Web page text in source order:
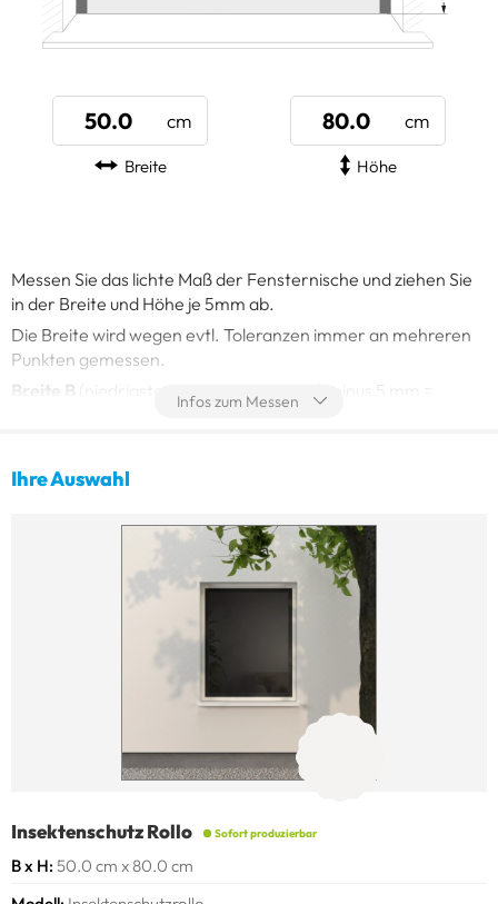
Breite Höhe
Messen Sie das lichte Maß der Fensternische und ziehen Sie
in der Breite und Höhe je 5mm ab.
Die Breite wird wegen evtl. Toleranzen immer an mehreren
Punkten gemessen.
Breite B (niedrigster gemessener Wert) minus 5 mm =
Infos zum Messen
Ihre Auswahl
Insektenschutz Rollo Sofort produzierbar
B x H 50.0 cm x 80.0 cm